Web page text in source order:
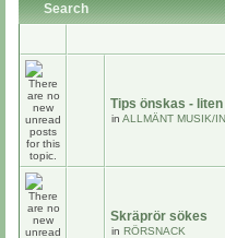
Search
Tips önskas -
in ALLMÄNT MUSIK/
Skräprör sökes
in RÖRSNACK